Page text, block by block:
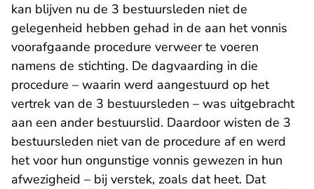
kan blijven nu de 3 bestuursleden niet de
gelegenheid hebben gehad in de aan het vonnis
voorafgaande procedure verweer te voeren
namens de stichting. De dagvaarding in die
procedure – waarin werd aangestuurd op het
vertrek van de 3 bestuursleden – was uitgebracht
aan een ander bestuurslid. Daardoor wisten de 3
bestuursleden niet van de procedure af en werd
het voor hun ongunstige vonnis gewezen in hun
afwezigheid – bij verstek, zoals dat heet. Dat